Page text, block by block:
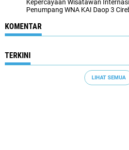
Kepercayaan Wisatawan
Penumpang WNA KAI Daop 3
KOMENTAR
TERKINI
LIHAT SEMUA